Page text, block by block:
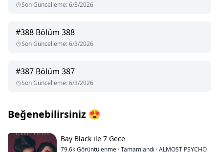
Son Güncelleme:6/3/2026
#388 Bölüm 388
Son Güncelleme:6/3/2026
#387 Bölüm 387
Son Güncelleme:6/3/2026
Beğenebilirsiniz 😍
Bay Black ile 7 Gece
79.6kGörüntülenme ·Tamamlandı ·ALMOST PSYCHO